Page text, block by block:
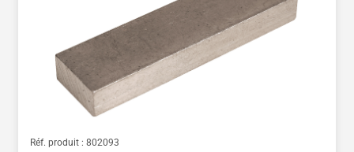
Réf. produit : 802093